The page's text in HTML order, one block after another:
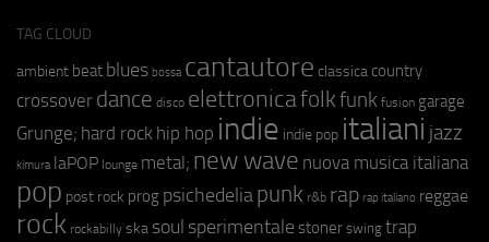
TAG CLOUD
ambient beat blues bossa cantautore classica country
crossover dance disco elettronicafolkfunk fusion garage
Grunge; hard rock hip hop indie indie pop italiani jazz
kimura laPOP lounge metal; new wave nuova musica italiana
pop post rock prog psichedeliapunk r&b rap rap italiano reggae
rock rockabilly ska soul sperimentale stoner swing trap